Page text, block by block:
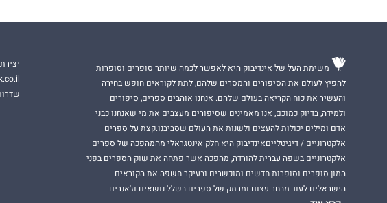
משימת העל של אינדיבוק היא לאפשר לכמה שיותר סופרים וסופרות
להפיץ לעולם את הסיפורים והמסרים שלהם, לתת לקוראים חופש בחירה
והעשיר את כוח הקריאה בעולם שלהם. אנחנו אוהבים ספרים, סיפורים
ולמידה, בדיוק כמוכם, אנו מאמינים שסיפורים מעצבים את מי שאנחנו כבני
אדם ומילים יכולות להעצים ולשנות את העולם שסביבנו.קצת על ספרים
אלקטרוניים / דיגיטלייםאינדיבוק היא חלק אינטגראלי מהמהפכה של ספרים
אלקטרוניים בשפה עברית להורדה, מהפכה אשר פתחה את שוק הספרים בפני
המון סופרים וסופרות חדשים ומוכשרים ובעיקר חשפה את הקוראים
הישראלים לעוד מבחר עצום ומרתק של ספרים בשלל נושאים וז'אנרים.
שדרות